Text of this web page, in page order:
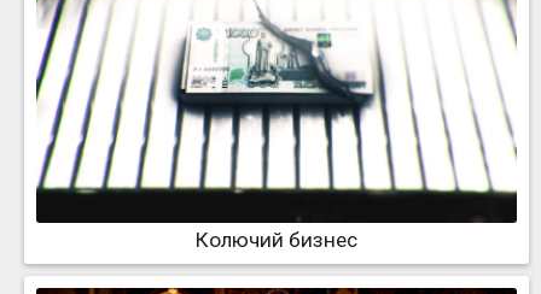
Колючий бизнес